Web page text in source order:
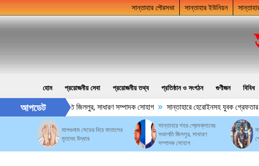
সান্তাহার পৌরসভা সান্তাহার ইউনিয়ন
হোম প্রয়োজনীয় সেবা প্রয়োজনীয় তথ্য প্রতিষ্ঠান ও সংগঠন গুণীজন বিবিধ
আপডেট
শহর প্রেসক্লাবের সভাপতি জিললুর, সাধারণ সম্পাদক সোহাগ » সান্তাহারে হেরোইনসহ যুবক গ্রেফতার »
মালগুদাম সেডের নিচে মাতালের
মৃতদেহ উদ্ধার
সান্তাহার শহর প্রেসক্লাবের
সভাপতি জিললুর, সাধারণ
সম্পাদক সোহাগ